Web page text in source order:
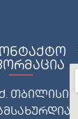
თბილისი